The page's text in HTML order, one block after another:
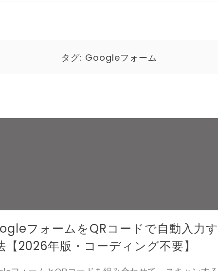
タグ: Googleフォーム
フォームをQRコードで自動入力
【2026年版・コーディング不要】